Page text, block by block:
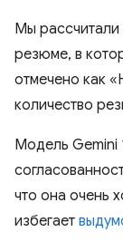
Мы рассчитали
резюме, в
отмечено как
количество
Модель Gemini
что она очень
избегает